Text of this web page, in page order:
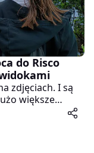
do Risco
zdjęciach. I są
większe
do